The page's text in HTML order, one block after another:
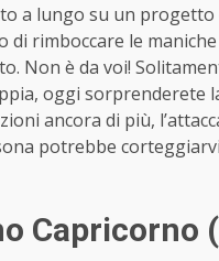
a lungo su un
di rimboccare le
Non è da voi!
oggi sorprenderete
ancora di più,
potrebbe
Capricorno